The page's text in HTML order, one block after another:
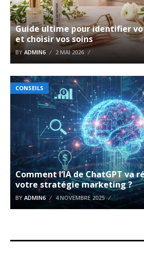
Guide ultime pour identifier
et choisir vos soins
BY ADMIN6 2 MAI 2026
CONSEILS
Comment l’IA de ChatGPT va
votre stratégie marketing ?
BY ADMIN6 4 NOVEMBRE 2025